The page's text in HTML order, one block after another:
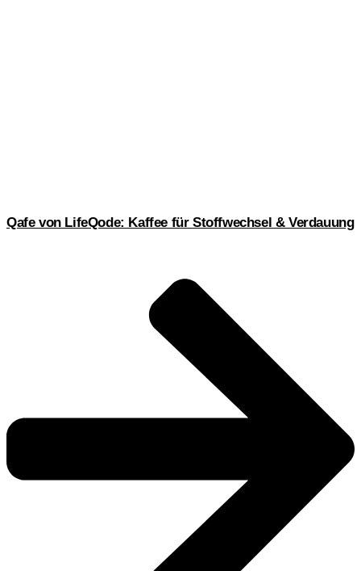
Qafe von LifeQode: Kaffee für Stoffwechsel & Verdauung